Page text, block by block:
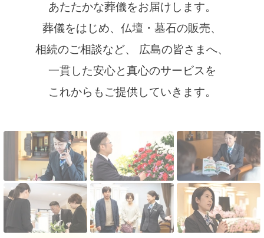
あたたかな葬儀をお届けします。
葬儀をはじめ、仏壇・墓石の販売、
相続のご相談など、 広島の皆さまへ、
一貫した安心と真心のサービスを
これからもご提供していきます。